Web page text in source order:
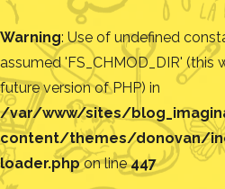
Warning: Use of undefined
assumed 'FS_CHMOD_DIR' (this
future version of PHP) in
/var/www/sites/
content/themes/donovan/
loader.phpon line447